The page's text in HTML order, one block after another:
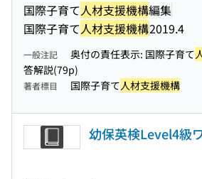
国際子育て人材支援機構編集
国際子育て人材支援機構2019.4
一般注記 奥付の責任表示: 国際子育て
答解説(79p)
著者標目 国際子育て人材支援機構
幼保英検Level4級